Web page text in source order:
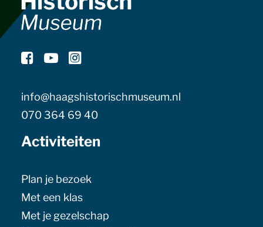
info@haagshistorischmuseum.nl
070 364 69 40
Activiteiten
Plan je bezoek
Met een klas
Met je gezelschap